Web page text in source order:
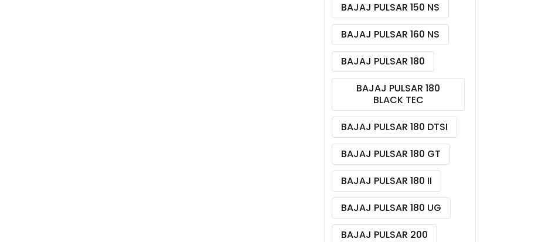
BAJAJ PULSAR 150 NS
BAJAJ PULSAR 160 NS
BAJAJ PULSAR 180
BAJAJ PULSAR 180
BLACK TEC
BAJAJ PULSAR 180 DTSI
BAJAJ PULSAR 180 GT
BAJAJ PULSAR 180 II
BAJAJ PULSAR 180 UG
BAJAJ PULSAR 200